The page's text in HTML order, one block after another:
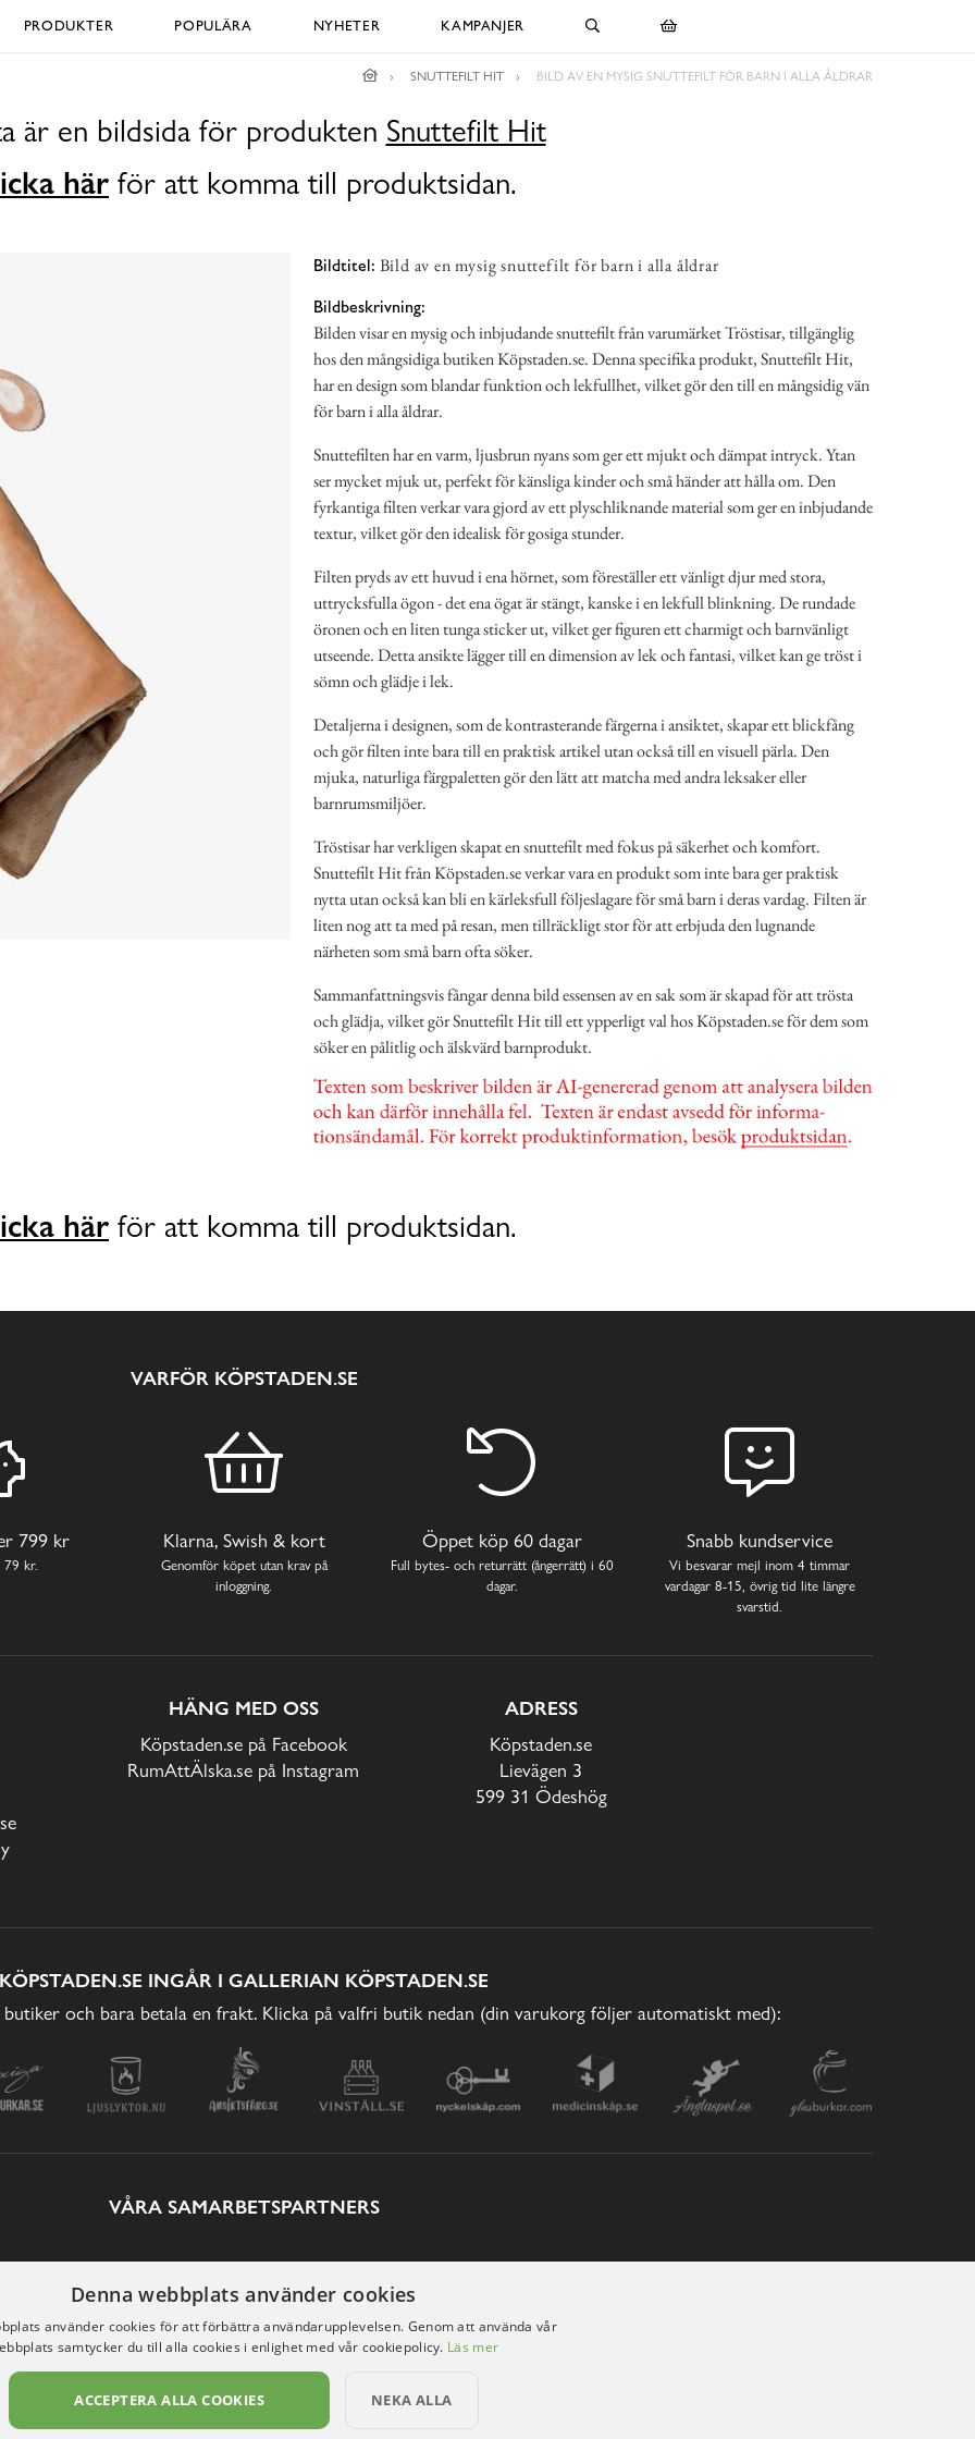
PRODUKTER POPULÄRA NYHETER KAMPANJER
SNUTTEFILT HIT BILD AV EN MYSIG SNUTTEFILT FÖR BARN I ALLA ÅLDRAR
är en bildsida för produkten Snuttefilt Hit
här för att komma till produktsidan.
Bildtitel: Bild av en mysig snuttefilt för barn i alla åldrar
Bildbeskrivning:
Bilden visar en mysig och inbjudande snuttefilt från varumärket Tröstisar, tillgänglig
hos den mångsidiga butiken Köpstaden.se. Denna specifika produkt, Snuttefilt Hit,
har en design som blandar funktion och lekfullhet, vilket gör den till en mångsidig vän
för barn i alla åldrar.
Snuttefilten har en varm, ljusbrun nyans som ger ett mjukt och dämpat intryck. Ytan
ser mycket mjuk ut, perfekt för känsliga kinder och små händer att hålla om. Den
fyrkantiga filten verkar vara gjord av ett plyschliknande material som ger en inbjudande
textur, vilket gör den idealisk för gosiga stunder.
Filten pryds av ett huvud i ena hörnet, som föreställer ett vänligt djur med stora,
uttrycksfulla ögon - det ena ögat är stängt, kanske i en lekfull blinkning. De rundade
öronen och en liten tunga sticker ut, vilket ger figuren ett charmigt och barnvänligt
utseende. Detta ansikte lägger till en dimension av lek och fantasi, vilket kan ge tröst i
sömn och glädje i lek.
Detaljerna i designen, som de kontrasterande färgerna i ansiktet, skapar ett blickfång
och gör filten inte bara till en praktisk artikel utan också till en visuell pärla. Den
mjuka, naturliga färgpaletten gör den lätt att matcha med andra leksaker eller
barnrumsmiljöer.
Tröstisar har verkligen skapat en snuttefilt med fokus på säkerhet och komfort.
Snuttefilt Hit från Köpstaden.se verkar vara en produkt som inte bara ger praktisk
nytta utan också kan bli en kärleksfull följeslagare för små barn i deras vardag. Filten är
liten nog att ta med på resan, men tillräckligt stor för att erbjuda den lugnande
närheten som små barn ofta söker.
Sammanfattningsvis fångar denna bild essensen av en sak som är skapad för att trösta
och glädja, vilket gör Snuttefilt Hit till ett ypperligt val hos Köpstaden.se för dem som
söker en pålitlig och älskvärd barnprodukt.
här för att komma till produktsidan.
VARFÖR KÖPSTADEN.SE
799 kr
79 kr.
Klarna, Swish & kort
Genomför köpet utan krav på
inloggning.
Öppet köp 60 dagar
Full bytes- och returrätt (ångerrätt) i 60
dagar.
Snabb kundservice
Vi besvarar mejl inom 4 timmar
vardagar 8-15, övrig tid lite längre
svarstid.
HÄNG MED OSS
Köpstaden.se på Facebook
RumAttÄlska.se på Instagram
ADRESS
Köpstaden.se
Lievägen 3
599 31 Ödeshög
KÖPSTADEN.SE INGÅR I GALLERIAN KÖPSTADEN.SE
och bara betala en frakt. Klicka på valfri butik nedan (din varukorg följer automatiskt med):
VÅRA SAMARBETSPARTNERS
Denna webbplats använder cookies
använder cookies för att förbättra användarupplevelsen. Genom att använda vår
samtycker du till alla cookies i enlighet med vår cookiepolicy. Läs mer
ACCEPTERA ALLA COOKIES NEKA ALLA